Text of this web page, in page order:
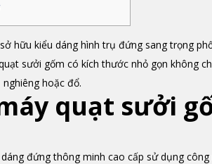
hữu kiểu dáng hình trụ đứng sang trọng
sưởi gốm có kích thước nhỏ gọn không
hoặc đổ.
quạt sưởi
đứng thông minh cao cấp sử dụng